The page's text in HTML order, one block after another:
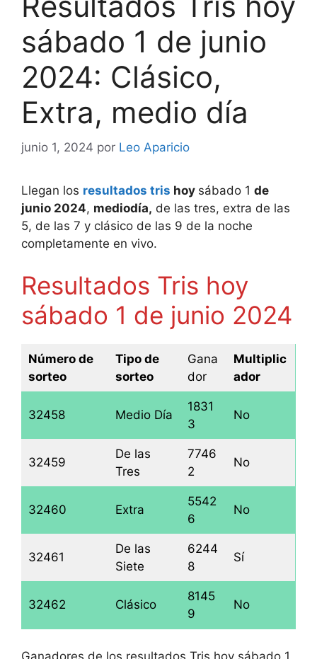
sábado 1 de junio
2024: Clásico,
Extra, medio día
junio 1, 2024 por Leo Aparicio
Llegan los resultados tris hoy sábado 1 de
junio 2024, mediodía, de las tres, extra de las
5, de las 7 y clásico de las 9 de la noche
completamente en vivo.
Resultados Tris hoy
sábado 1 de junio 2024
Número de
sorteo
Tipo de
sorteo
Gana
dor
Multiplic
ador
32458 Medio Día
1831
3
No
32459
De las
Tres
7746
2
No
32460 Extra
5542
6
No
32461
De las
Siete
6244
8
Sí
32462 Clásico
8145
9
No
Ganadores de los resultados Tris hoy sábado 1